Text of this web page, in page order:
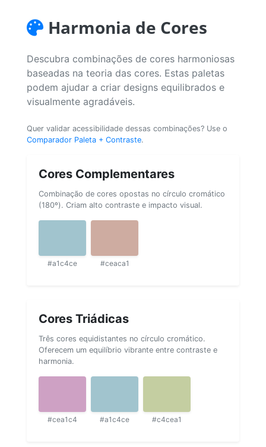
Harmonia de Cores
Descubra combinações de cores harmoniosas
baseadas na teoria das cores. Estas paletas
podem ajudar a criar designs equilibrados e
visualmente agradáveis.
Quer validar acessibilidade dessas combinações? Use o
Comparador Paleta + Contraste.
Cores Complementares
Combinação de cores opostas no círculo cromático
(180º). Criam alto contraste e impacto visual.
#a1c4ce #ceaca1
Cores Triádicas
Três cores equidistantes no círculo cromático.
Oferecem um equilíbrio vibrante entre contraste e
harmonia.
#cea1c4 #a1c4ce #c4cea1